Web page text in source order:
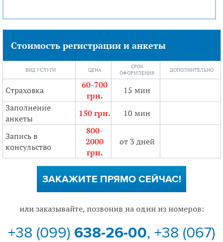
Стоимость регистрации и анкеты
ВИД УСЛУГИ ЦЕНА
СРОК
ОФОРМЛЕНИЯ
ДОПОЛНИТЕЛЬНО
Страховка
60-700
грн.
15 мин
Заполнение
анкеты
150 грн. 10 мин
Запись в
консульство
800-
2000
грн.
от 3 дней
ЗАКАЖИТЕ ПРЯМО СЕЙЧАС!
или заказывайте, позвонив на один из номеров:
+38 (099) 638-26-00, +38 (067)